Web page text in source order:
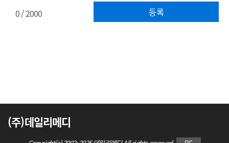
등록
0/ 2000
(주)데일리메디